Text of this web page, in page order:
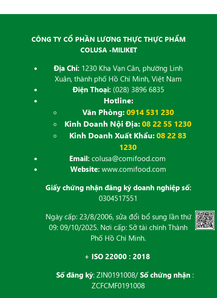
CÔNG TY CỔ PHẦN LƯƠNG THỰC THỰC PHẨM
COLUSA -MILIKET
Địa Chỉ: 1230 Kha Vạn Cân, phường Linh
Xuân, thành phố Hồ Chí Minh, Việt Nam
Điện Thoại:(028) 3896 6835
Hotline:
Văn Phòng: 0914 531 230
Kinh Doanh Nội Địa:08 22 55 1230
Kinh Doanh Xuất Khẩu:08 22 83
1230
Email:colusa@comifood.com
Website: www.comifood.com
Giấy chứng nhận đăng ký doanh nghiệp số:
0304517551
Ngày cấp: 23/8/2006, sửa đổi bổ sung lần thứ
09: 09/10/2025. Nơi cấp: Sở tài chính Thành
Phố Hồ Chí Minh.
+ ISO 22000 : 2018
Số đăng ký: ZIN0191008/ Số chứng nhận :
ZCFCMF0191008